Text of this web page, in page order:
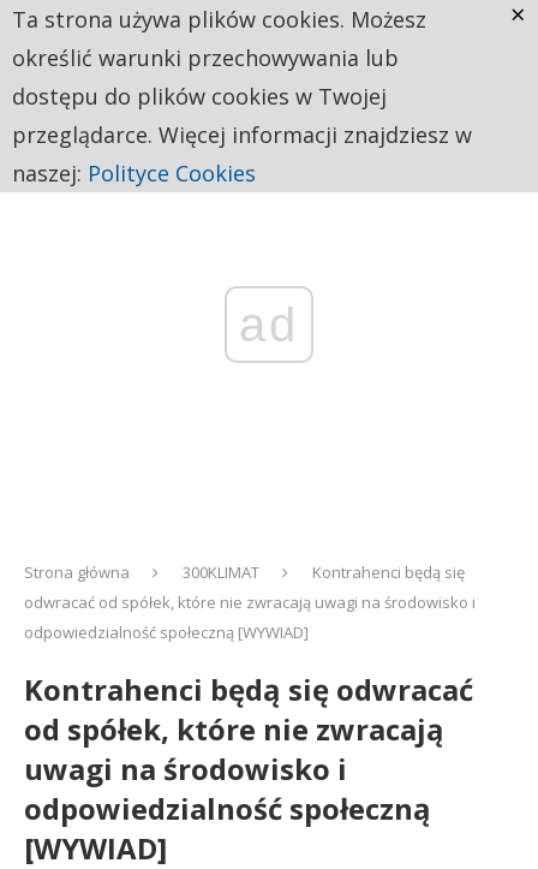
ad
Strona główna 300KLIMAT
Kontrahenci będą się
odwracać od spółek, które nie zwracają uwagi na środowisko i
odpowiedzialność społeczną [WYWIAD]
Kontrahenci będą się odwracać
od spółek, które nie zwracają
uwagi na środowisko i
odpowiedzialność społeczną
[WYWIAD]
Ta strona używa plików cookies. Możesz
określić warunki przechowywania lub
dostępu do plików cookies w Twojej
przeglądarce. Więcej informacji znajdziesz w
naszej: Polityce Cookies
×